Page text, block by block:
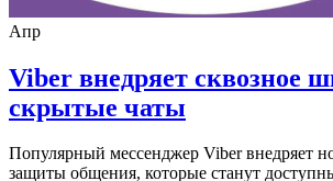
Апр
Viber внедряет сквозное
скрытые чаты
Популярный мессенджер Viber внедряет
защиты общения, которые станут